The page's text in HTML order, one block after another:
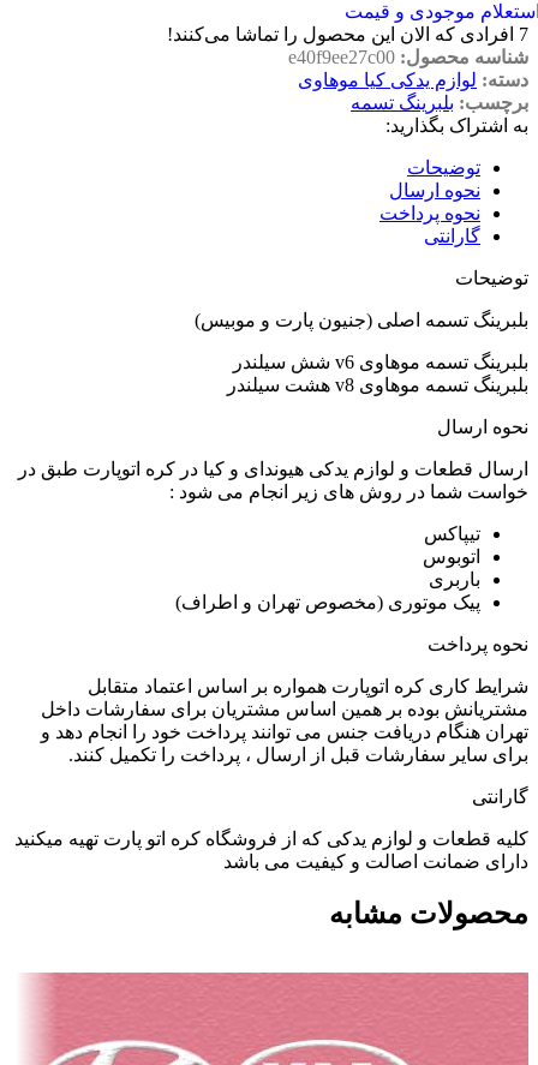
موجودی و قیمت
7 افرادی که الان این محصول را تماشا می‌کنند!
شناسه محصول: e40f9ee27c00
دسته: لوازم یدکی کیا موهاوی
برچسب: بلبرینگ تسمه
به اشتراک بگذارید:
توضیحات
نحوه ارسال
نحوه پرداخت
گارانتی
توضیحات
بلبرینگ تسمه اصلی (جنیون پارت و موبیس)
بلبرینگ تسمه موهاوی v6 شش سیلندر
بلبرینگ تسمه موهاوی v8 هشت سیلندر
نحوه ارسال
ارسال قطعات و لوازم یدکی هیوندای و کیا در کره اتوپارت طبق در
خواست شما در روش های زیر انجام می شود :
تیپاکس
اتوبوس
باربری
پیک موتوری (مخصوص تهران و اطراف)
نحوه پرداخت
شرایط کاری کره اتوپارت همواره بر اساس اعتماد متقابل
مشتریانش بوده بر همین اساس مشتریان برای سفارشات داخل
تهران هنگام دریافت جنس می توانند پرداخت خود را انجام دهد و
برای سایر سفارشات قبل از ارسال ، پرداخت را تکمیل کنند.
گارانتی
کلیه قطعات و لوازم یدکی که از فروشگاه کره اتو پارت تهیه میکنید
دارای ضمانت اصالت و کیفیت می باشد
محصولات مشابه